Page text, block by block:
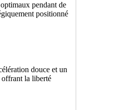
pendant de
positionné
douce et un
offrant la liberté